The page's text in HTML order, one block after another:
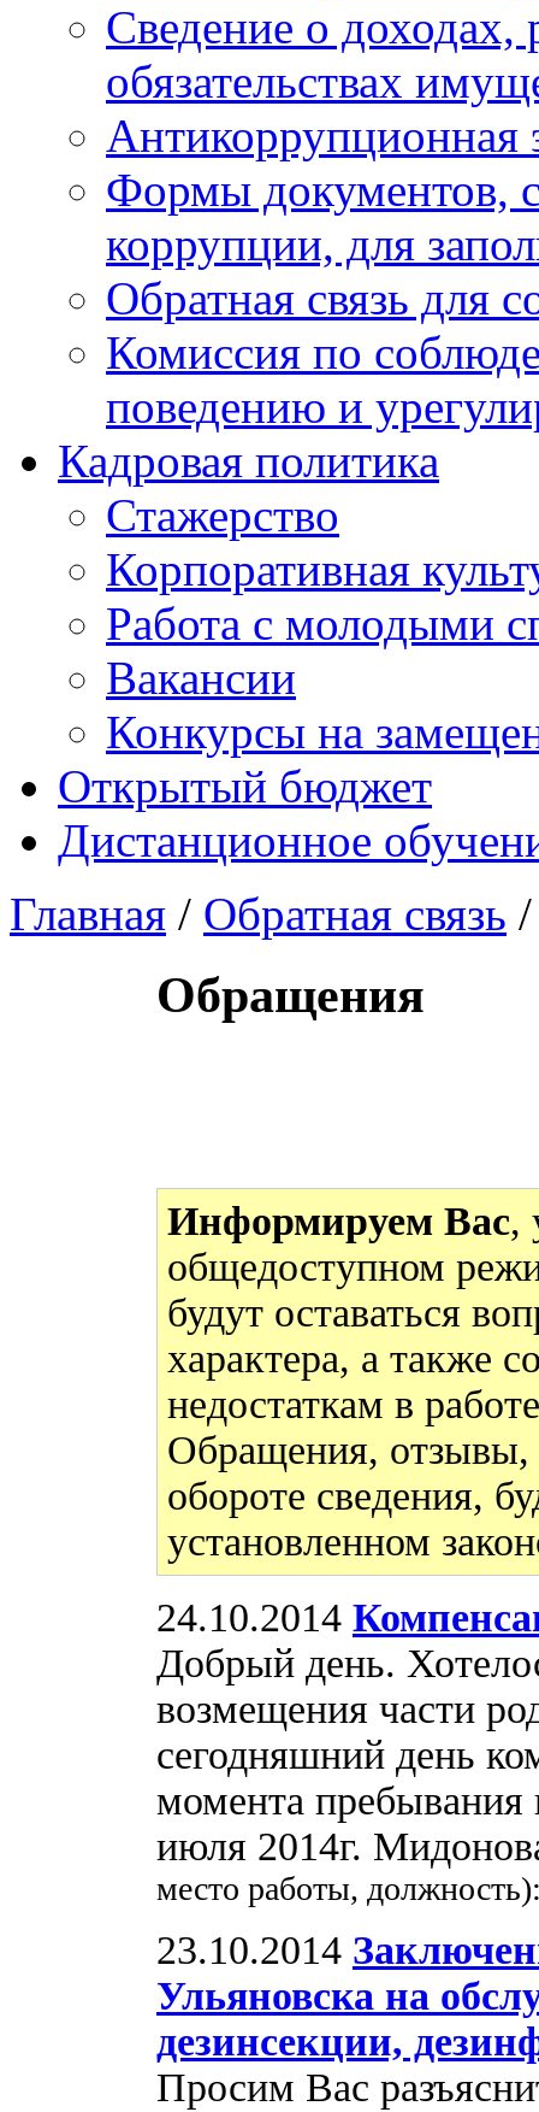
Сведение о доходах,
обязательствах
Антикоррупционная
Формы документов,
коррупции, для
Обратная связь для
Комиссия по
поведению и
Кадровая политика
Стажерство
Корпоративная
Работа с молодыми
Вакансии
Конкурсы на
Открытый бюджет
Дистанционное
Главная / Обратная связь
Обращения
Информируем Вас,
общедоступном
будут оставаться
характера, а также
недостаткам в
Обращения, отзывы,
обороте сведения,
установленном
24.10.2014
Добрый день.
возмещения части
сегодняшний день
момента пребывания
июля 2014г.
место работы,
23.10.2014
Ульяновска на
дезинсекции,
Просим Вас